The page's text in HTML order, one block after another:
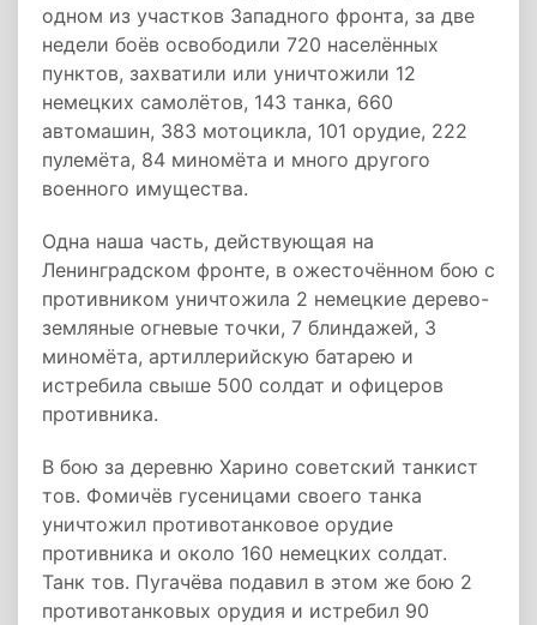
одном из участков Западного фронта, за две
недели боёв освободили 720 населённых
пунктов, захватили или уничтожили 12
немецких самолётов, 143 танка, 660
автомашин, 383 мотоцикла, 101 орудие, 222
пулемёта, 84 миномёта и много другого
военного имущества.
Одна наша часть, действующая на
Ленинградском фронте, в ожесточённом бою с
противником уничтожила 2 немецкие дерево-
земляные огневые точки, 7 блиндажей, 3
миномёта, артиллерийскую батарею и
истребила свыше 500 солдат и офицеров
противника.
В бою за деревню Харино советский танкист
тов. Фомичёв гусеницами своего танка
уничтожил противотанковое орудие
противника и около 160 немецких солдат.
Танк тов. Пугачёва подавил в этом же бою 2
противотанковых орудия и истребил 90